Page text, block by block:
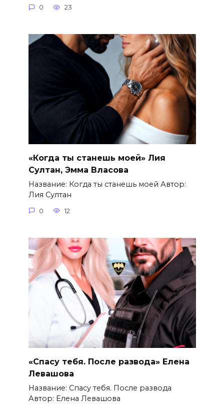
0 23
«Когда ты станешь моей» Лия
Султан, Эмма Власова
Название: Когда ты станешь моей Автор:
Лия Султан
0 12
«Спасу тебя. После развода» Елена
Левашова
Название: Спасу тебя. После развода
Автор: Елена Левашова